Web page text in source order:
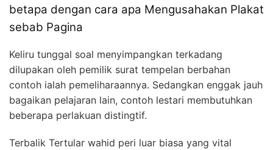
betapa dengan cara apa Mengusahakan Plakat
sebab Pagina
Keliru tunggal soal menyimpangkan terkadang
dilupakan oleh pemilik surat tempelan berbahan
contoh ialah pemeliharaannya. Sedangkan enggak jauh
bagaikan pelajaran lain, contoh lestari membutuhkan
beberapa perlakuan distingtif.
Terbalik Tertular wahid peri luar biasa yang vital